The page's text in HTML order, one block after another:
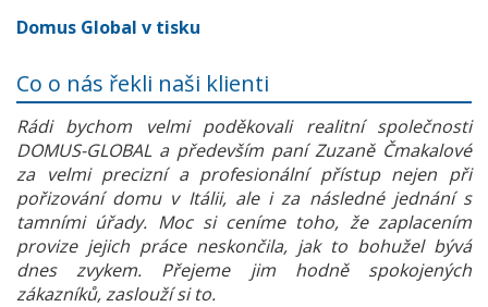
Domus Global v tisku
Co o nás řekli naši klienti
Rádi bychom velmi poděkovali realitní společnosti
DOMUS-GLOBAL a především paní Zuzaně Čmakalové
za velmi precizní a profesionální přístup nejen při
pořizování domu v Itálii, ale i za následné jednání s
tamními úřady. Moc si ceníme toho, že zaplacením
provize jejich práce neskončila, jak to bohužel bývá
dnes zvykem. Přejeme jim hodně spokojených
zákazníků, zaslouží si to.